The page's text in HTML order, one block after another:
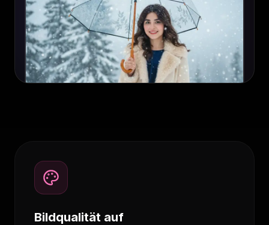
Bildqualität auf